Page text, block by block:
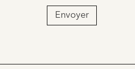
Envoyer